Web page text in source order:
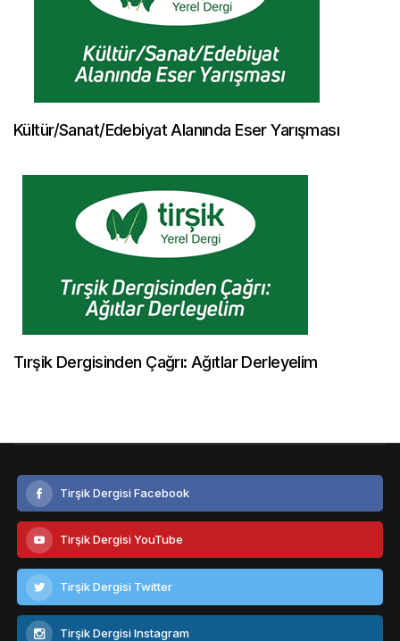
Kültür/Sanat/Edebiyat Alanında Eser Yarışması
Tırşik Dergisinden Çağrı: Ağıtlar Derleyelim
Tirşik Dergisi Facebook
Tirşik Dergisi YouTube
Tirşik Dergisi Twitter
Tirşik Dergisi Instagram